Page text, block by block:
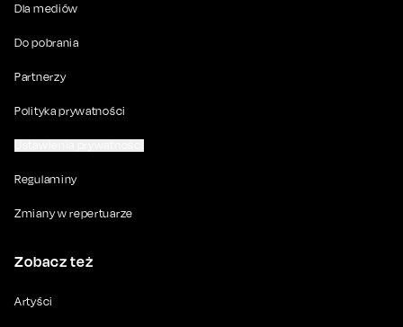
Dla mediów
Do pobrania
Partnerzy
Polityka prywatności
Regulaminy
Zmiany w repertuarze
Zobacz też
Artyści